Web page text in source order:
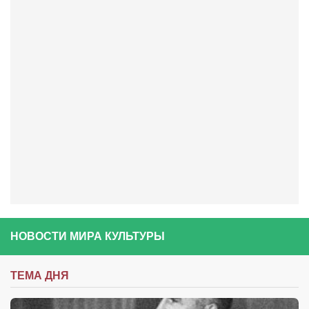
«Книголюб» — супермаркет
Багетный двор
«Павел» — магазин мужской одежды
НОВОСТИ МИРА КУЛЬТУРЫ
ТЕМА ДНЯ